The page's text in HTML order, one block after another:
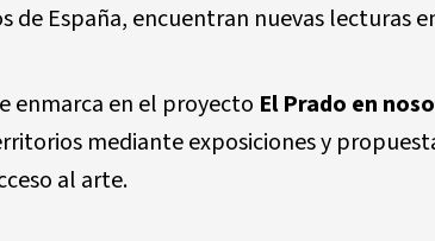
de España, encuentran nuevas lecturas
enmarca en el proyecto El Prado en
mediante exposiciones y
al arte.